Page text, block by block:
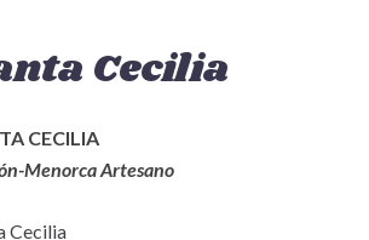
Cecilia
CECILIA
Menorca Artesano
Cecilia